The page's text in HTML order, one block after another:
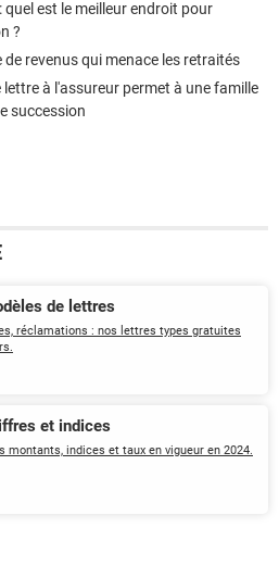
quel est le meilleur endroit pour
?
revenus qui menace les retraités
lettre à l'assureur permet à une famille
succession
de lettres
réclamations : nos lettres types gratuites
et indices
montants, indices et taux en vigueur en 2024.